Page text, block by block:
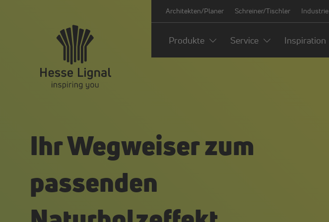
Architekten/Planer Schreiner/Tischler Industrie
Produkte Service Inspiration
Ihr Wegweiser zum
passenden